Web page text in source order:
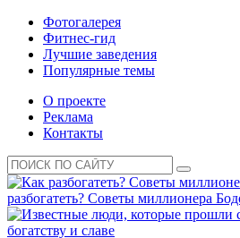
Фотогалерея
Фитнес-гид
Лучшие заведения
Популярные темы
О проекте
Реклама
Контакты
разбогатеть? Советы миллионера